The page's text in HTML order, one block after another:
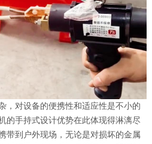
，对设备的便携性和适应性是不小的
的手持式设计优势在此体现得淋漓尽
带到户外现场，无论是对损坏的金属